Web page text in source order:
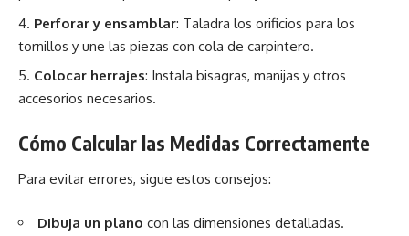
Perforar y ensamblar: Taladra los orificios para los
tornillos y une las piezas con cola de carpintero.
Colocar herrajes: Instala bisagras, manijas y otros
accesorios necesarios.
Cómo Calcular las Medidas Correctamente
Para evitar errores, sigue estos consejos:
Dibuja un plano con las dimensiones detalladas.